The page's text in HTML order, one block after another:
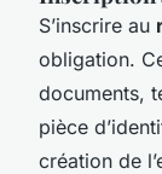
S’inscrire au
obligation.
documents,
pièce
création de